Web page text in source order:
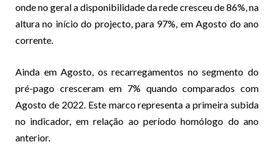
onde no geral a disponibilidade da rede cresceu de 86%, na
altura no início do projecto, para 97%, em Agosto do ano
corrente.
Ainda em Agosto, os recarregamentos no segmento do
pré-pago cresceram em 7% quando comparados com
Agosto de 2022. Este marco representa a primeira subida
no indicador, em relação ao período homólogo do ano
anterior.